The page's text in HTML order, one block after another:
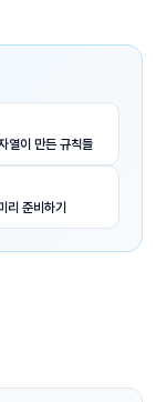
열이 만든 규칙들
리 준비하기